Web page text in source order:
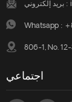
بريد إلكتروني :
Whatsapp :
806-1, No.
اجتماعي